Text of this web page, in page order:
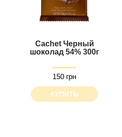
Cachet Черный
шоколад 54% 300г
150 грн
КУПИТЬ